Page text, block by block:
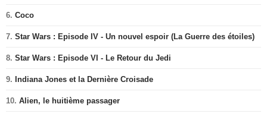
6. Coco
7. Star Wars : Episode IV - Un nouvel espoir (La Guerre des étoiles)
8. Star Wars : Episode VI - Le Retour du Jedi
9. Indiana Jones et la Dernière Croisade
10. Alien, le huitième passager